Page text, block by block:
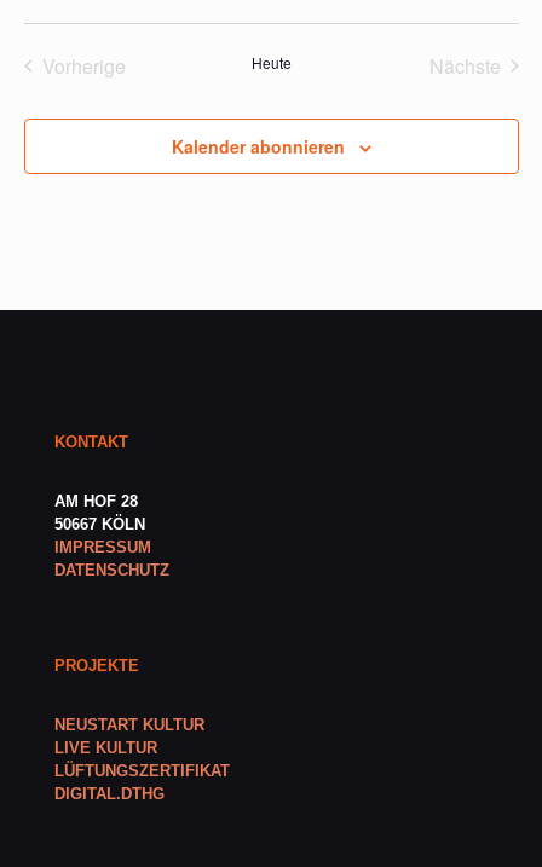
Vorherige
Heute
Nächste
Kalender abonnieren
KONTAKT
AM HOF 28
50667 KÖLN
IMPRESSUM
DATENSCHUTZ
PROJEKTE
NEUSTART KULTUR
LIVE KULTUR
LÜFTUNGSZERTIFIKAT
DIGITAL.DTHG